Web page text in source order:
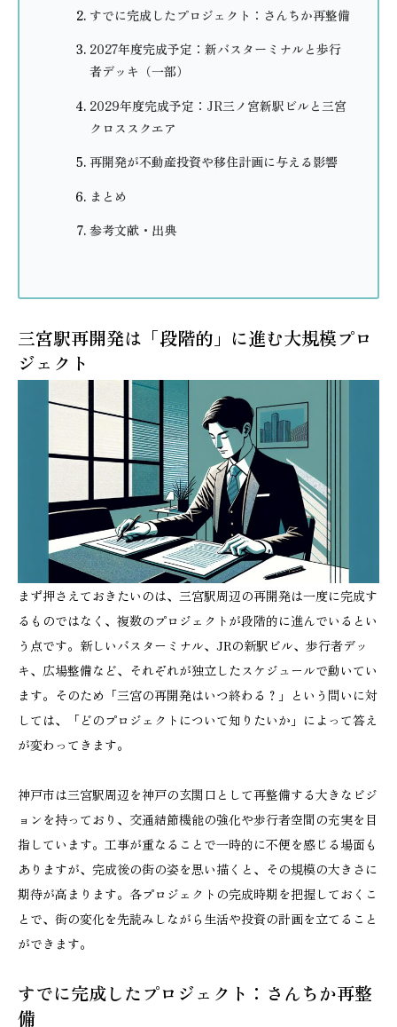
すでに完成したプロジェクト：さんちか再整備
2027年度完成予定：新バスターミナルと歩行
者デッキ（一部）
2029年度完成予定：JR三ノ宮新駅ビルと三宮
クロススクエア
再開発が不動産投資や移住計画に与える影響
まとめ
参考文献・出典
三宮駅再開発は「段階的」に進む大規模プロ
ジェクト
まず押さえておきたいのは、三宮駅周辺の再開発は一度に完成す
るものではなく、複数のプロジェクトが段階的に進んでいるとい
う点です。新しいバスターミナル、JRの新駅ビル、歩行者デッ
キ、広場整備など、それぞれが独立したスケジュールで動いてい
ます。そのため「三宮の再開発はいつ終わる？」という問いに対
しては、「どのプロジェクトについて知りたいか」によって答え
が変わってきます。
神戸市は三宮駅周辺を神戸の玄関口として再整備する大きなビジ
ョンを持っており、交通結節機能の強化や歩行者空間の充実を目
指しています。工事が重なることで一時的に不便を感じる場面も
ありますが、完成後の街の姿を思い描くと、その規模の大きさに
期待が高まります。各プロジェクトの完成時期を把握しておくこ
とで、街の変化を先読みしながら生活や投資の計画を立てること
ができます。
すでに完成したプロジェクト：さんちか再整
備